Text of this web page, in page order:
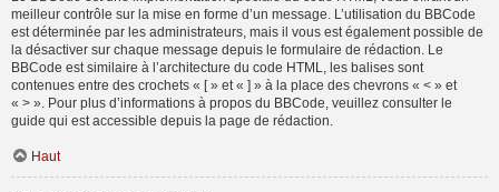
meilleur contrôle sur la mise en forme d’un message. L’utilisation du BBCode
est déterminée par les administrateurs, mais il vous est également possible de
la désactiver sur chaque message depuis le formulaire de rédaction. Le
BBCode est similaire à l’architecture du code HTML, les balises sont
contenues entre des crochets « [ » et « ] » à la place des chevrons « < » et
« > ». Pour plus d’informations à propos du BBCode, veuillez consulter le
guide qui est accessible depuis la page de rédaction.
Haut